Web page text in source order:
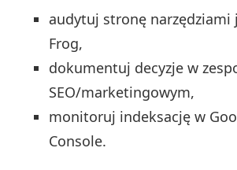
audytuj stronę narzędziami
Frog,
dokumentuj decyzje w
SEO/marketingowym,
monitoruj indeksację w
Console.